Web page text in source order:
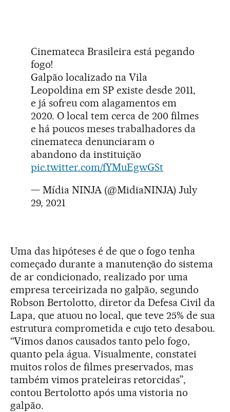
Cinemateca Brasileira está pegando
fogo!
Galpão localizado na Vila
Leopoldina em SP existe desde 2011,
e já sofreu com alagamentos em
2020. O local tem cerca de 200 filmes
e há poucos meses trabalhadores da
cinemateca denunciaram o
abandono da instituição
pic.twitter.com/fYMuEgwGSt
— Mídia NINJA (@MidiaNINJA) July
29, 2021
Uma das hipóteses é de que o fogo tenha
começado durante a manutenção do sistema
de ar condicionado, realizado por uma
empresa terceirizada no galpão, segundo
Robson Bertolotto, diretor da Defesa Civil da
Lapa, que atuou no local, que teve 25% de sua
estrutura comprometida e cujo teto desabou.
“Vimos danos causados tanto pelo fogo,
quanto pela água. Visualmente, constatei
muitos rolos de filmes preservados, mas
também vimos prateleiras retorcidas”,
contou Bertolotto após uma vistoria no
galpão.